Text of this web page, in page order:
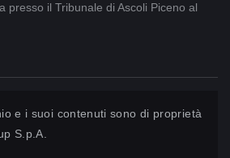
presso il Tribunale di Ascoli Piceno al
e i suoi contenuti sono di proprietà
S.p.A.